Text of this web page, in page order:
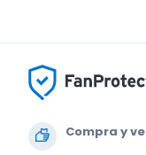
Compra y